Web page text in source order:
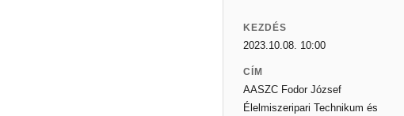
KEZDÉS
2023.10.08. 10:00
CÍM
AASZC Fodor József
Élelmiszeripari Technikum és